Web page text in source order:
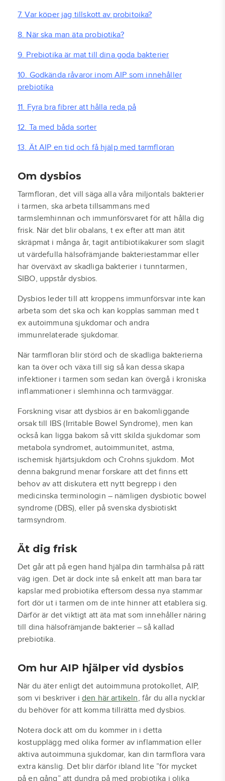
7. Var köper jag tillskott av probitoika?
8. När ska man äta probiotika?
9. Prebiotika är mat till dina goda bakterier
10. Godkända råvaror inom AIP som innehåller
prebiotika
11. Fyra bra fibrer att hålla reda på
12. Ta med båda sorter
13. Ät AIP en tid och få hjälp med tarmfloran
Om dysbios
Tarmfloran, det vill säga alla våra miljontals bakterier
i tarmen, ska arbeta tillsammans med
tarmslemhinnan och immunförsvaret för att hålla dig
frisk. När det blir obalans, t ex efter att man ätit
skräpmat i många år, tagit antibiotikakurer som slagit
ut värdefulla hälsofrämjande bakteriestammar eller
har överväxt av skadliga bakterier i tunntarmen,
SIBO, uppstår dysbios.
Dysbios leder till att kroppens immunförsvar inte kan
arbeta som det ska och kan kopplas samman med t
ex autoimmuna sjukdomar och andra
immunrelaterade sjukdomar.
När tarmfloran blir störd och de skadliga bakterierna
kan ta över och växa till sig så kan dessa skapa
infektioner i tarmen som sedan kan övergå i kroniska
inflammationer i slemhinna och tarmväggar.
Forskning visar att dysbios är en bakomliggande
orsak till IBS (Irritable Bowel Syndrome), men kan
också kan ligga bakom så vitt skilda sjukdomar som
metabola syndromet, autoimmunitet, astma,
ischemisk hjärtsjukdom och Crohns sjukdom. Mot
denna bakgrund menar forskare att det finns ett
behov av att diskutera ett nytt begrepp i den
medicinska terminologin – nämligen dysbiotic bowel
syndrome (DBS), eller på svenska dysbiotiskt
tarmsyndrom.
Ät dig frisk
Det går att på egen hand hjälpa din tarmhälsa på rätt
väg igen. Det är dock inte så enkelt att man bara tar
kapslar med probiotika eftersom dessa nya stammar
fort dör ut i tarmen om de inte hinner att etablera sig.
Därför är det viktigt att äta mat som innehåller näring
till dina hälsofrämjande bakterier – så kallad
prebiotika.
Om hur AIP hjälper vid dysbios
När du äter enligt det autoimmuna protokollet, AIP,
som vi beskriver iden här artikeln, får du alla nycklar
du behöver för att komma tillrätta med dysbios.
Notera dock att om du kommer in i detta
kostupplägg med olika former av inflammation eller
aktiva autoimmuna sjukdomar, kan din tarmflora vara
extra känslig. Det blir därför ibland lite ”för mycket
på en gång” att dundra på med probiotika i olika